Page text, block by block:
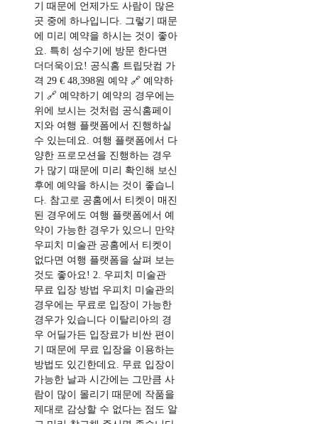
기 때문에 언제가도 사람이 많은
곳 중에 하나입니다. 그렇기 때문
에 미리 예약을 하시는 것이 좋아
요. 특히 성수기에 방문 한다면
더더욱이요! 공식홈 트립닷컴 가
격 29 € 48,398원 예약 🔗 예약하
기 🔗 예약하기 예약의 경우에는
위에 보시는 것처럼 공식홈페이
지와 여행 플랫폼에서 진행하실
수 있는데요. 여행 플랫폼에서 다
양한 프로모션을 진행하는 경우
가 많기 때문에 미리 확인해 보신
후에 예약을 하시는 것이 좋습니
다. 참고로 공홈에서 티켓이 매진
된 경우에도 여행 플랫폼에서 예
약이 가능한 경우가 있으니 만약
우피치 미술관 공홈에서 티켓이
없다면 여행 플랫폼을 살펴 보는
것도 좋아요! 2. 우피치 미술관
무료 입장 방법 우피치 미술관의
경우에는 무료로 입장이 가능한
경우가 있습니다 이탈리아의 경
우 어딜가든 입장료가 비싼 편이
기 때문에 무료 입장을 이용하는
방법도 있긴한데요. 무료 입장이
가능한 날과 시간에는 그만큼 사
람이 많이 몰리기 때문에 작품을
제대로 감상할 수 없다는 점도 알